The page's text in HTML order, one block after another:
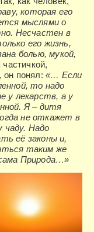
которая его
мыслями о
Несчастен в
его жизнь,
болью, мукой,
он понял: «… Если
то надо
у лекарств, а у
Я – дитя
не откажет в
чаду. Надо
её законы и,
таким же
Природа…»